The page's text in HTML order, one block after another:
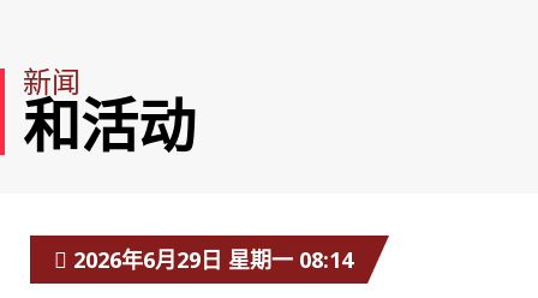
新闻
和活动
2026年6月29日 星期一 08:14